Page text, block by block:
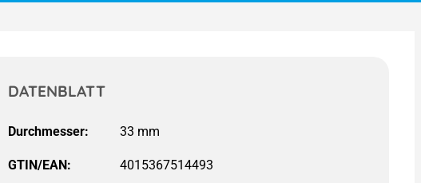
DATENBLATT
Durchmesser:
GTIN/EAN: 4015367514493